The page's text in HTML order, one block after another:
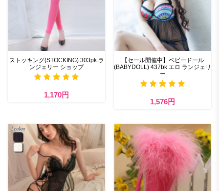
ストッキング(STOCKING) 303pk ラ
ンジェリー ショップ
1,170円
【セール開催中】ベビードール
(BABYDOLL) 437bk エロ ランジェリ
ー
1,576円